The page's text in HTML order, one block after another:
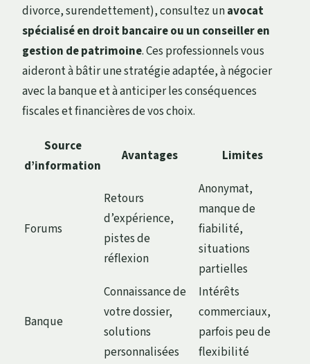
divorce, surendettement), consultez unavocat
spécialisé en droit bancaire ou un conseiller en
gestion de patrimoine. Ces professionnels vous
aideront à bâtir une stratégie adaptée, à négocier
avec la banque et à anticiper les conséquences
fiscales et financières de vos choix.
Source
d’information
Avantages Limites
Forums
Retours
d’expérience,
pistes de
réflexion
Anonymat,
manque de
fiabilité,
situations
partielles
Banque
Connaissance de
votre dossier,
solutions
personnalisées
Intérêts
commerciaux,
parfois peu de
flexibilité